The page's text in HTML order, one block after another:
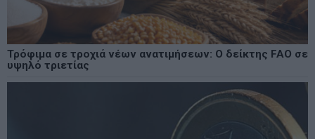
Τρόφιμα σε τροχιά νέων ανατιμήσεων: Ο δείκτης FAO σε
υψηλό τριετίας